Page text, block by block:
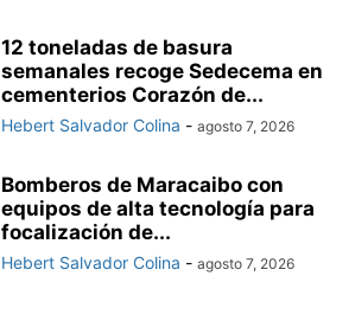
12 toneladas de basura
semanales recoge Sedecema en
cementerios Corazón de...
Hebert Salvador Colina - agosto 7, 2026
Bomberos de Maracaibo con
equipos de alta tecnología para
focalización de...
Hebert Salvador Colina - agosto 7, 2026